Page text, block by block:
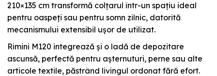
210×135 cm transformă colțarul într-un spațiu ideal
pentru oaspeți sau pentru somn zilnic, datorită
mecanismului extensibil ușor de utilizat.
Rimini M120 integrează și o ladă de depozitare
ascunsă, perfectă pentru așternuturi, perne sau alte
articole textile, păstrând livingul ordonat fără efort.